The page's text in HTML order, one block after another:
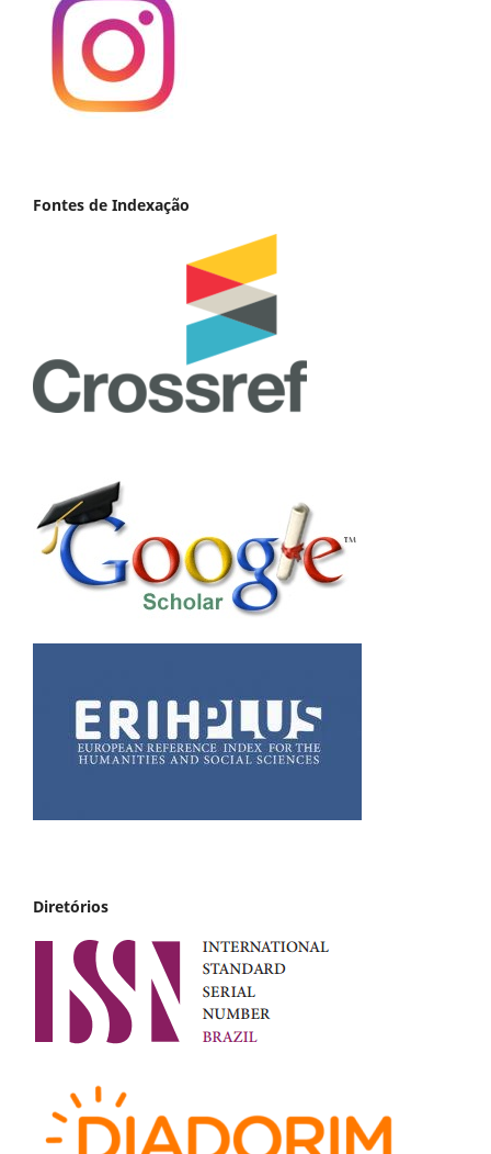
Fontes de Indexação
Diretórios